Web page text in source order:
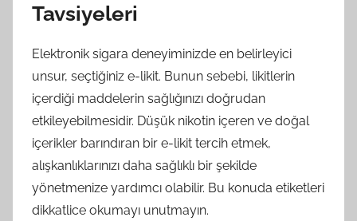
Tavsiyeleri
Elektronik sigara deneyiminizde en belirleyici
unsur, seçtiğiniz e-likit. Bunun sebebi, likitlerin
içerdiği maddelerin sağlığınızı doğrudan
etkileyebilmesidir. Düşük nikotin içeren ve doğal
içerikler barındıran bir e-likit tercih etmek,
alışkanlıklarınızı daha sağlıklı bir şekilde
yönetmenize yardımcı olabilir. Bu konuda etiketleri
dikkatlice okumayı unutmayın.